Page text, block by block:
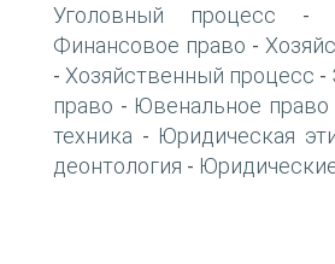
Уголовный процесс -
Финансовое право -
- Хозяйственный процесс -
право - Ювенальное право
техника - Юридическая
деонтология -